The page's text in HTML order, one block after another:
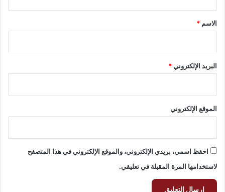
*
الاسم *
البريد الإلكتروني*
الموقع الإلكتروني
احفظ اسمي، بريدي الإلكتروني، والموقع الإلكتروني في هذا المتصفح
لاستخدامها المرة المقبلة في تعليقي.